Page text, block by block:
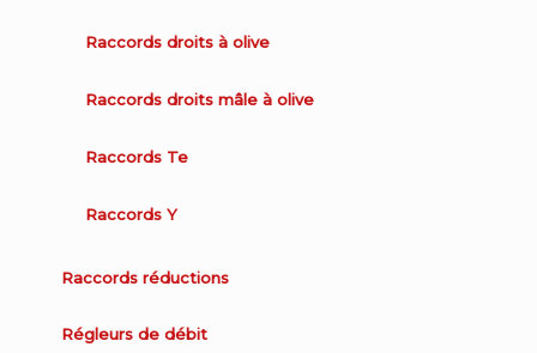
Raccords droits à olive
Raccords droits mâle à olive
Raccords Te
Raccords Y
Raccords réductions
Régleurs de débit